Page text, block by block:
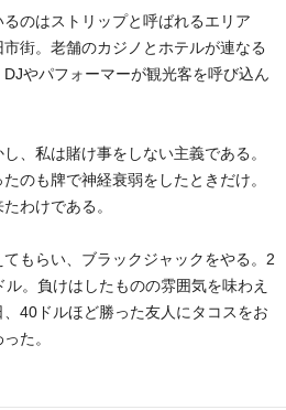
のはストリップと呼ばれるエリア
街。老舗のカジノとホテルが連なる
やパフォーマーが観光客を呼び込ん
、私は賭け事をしない主義である。
のも牌で神経衰弱をしたときだけ。
わけである。
もらい、ブラックジャックをやる。2
。負けはしたものの雰囲気を味わえ
40ドルほど勝った友人にタコスをお
た。